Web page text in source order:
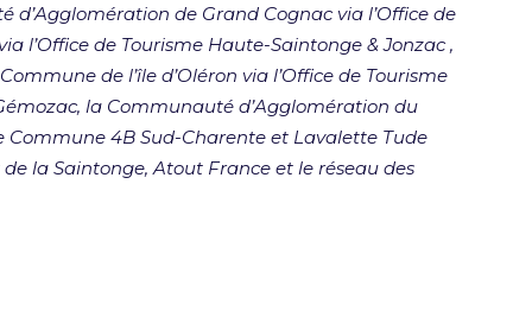
de Grand Cognac via l’Office de
l’Office de Tourisme Haute-Saintonge & Jonzac ,
de l’île d’Oléron via l’Office de Tourisme
la Communauté d’Agglomération du
Commune 4B Sud-Charente et Lavalette Tude
la Saintonge, Atout France et le réseau des